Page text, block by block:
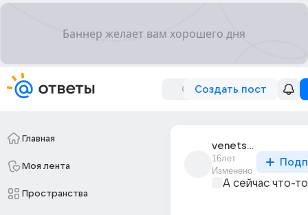
Создать пост
Главная
Моя лента
Пространства
venets_tvoreniia
16лет
Изменено
А сейчас что-